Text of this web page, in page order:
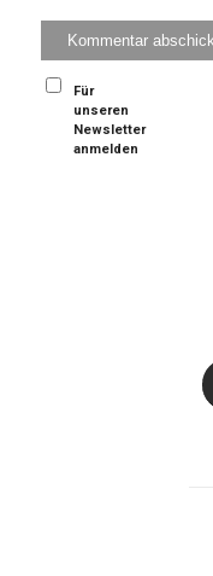
Für
unseren
Newsletter
anmelden